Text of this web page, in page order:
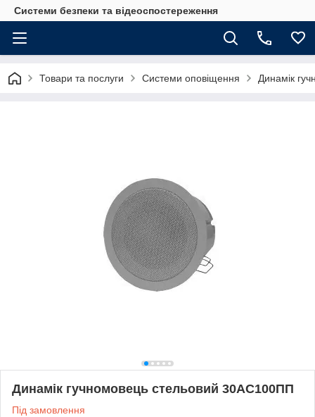
Системи безпеки та відеоспостереження
Товари та послуги Системи оповіщення Динамік
Динамік гучномовець стельовий 30АС100ПП
Під замовлення